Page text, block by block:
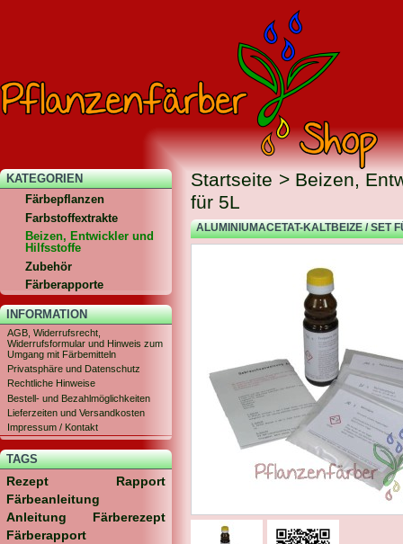
KATEGORIEN
Färbepflanzen
Farbstoffextrakte
Beizen, Entwickler und
Hilfsstoffe
Zubehör
Färberapporte
INFORMATION
AGB, Widerrufsrecht,
Widerrufsformular und Hinweis zum
Umgang mit Färbemitteln
Privatsphäre und Datenschutz
Rechtliche Hinweise
Bestell- und Bezahlmöglichkeiten
Lieferzeiten und Versandkosten
Impressum / Kontakt
TAGS
Rezept
Rapport
Färbeanleitung
Anleitung
Färberezept
Färberapport
Startseite > Beizen,
für 5L
ALUMINIUMACETAT-KALTBEIZE / SET